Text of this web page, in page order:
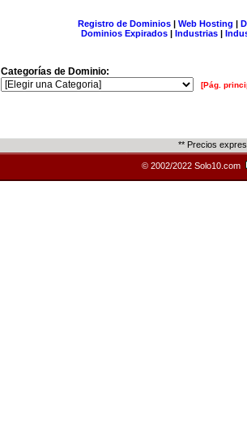
Registro de Dominios| Web Hosting |
Dominios Expirados | Industrias |
Categorías de Dominio:
[Pág.
** Precios
© 2002/2022 Solo10.com